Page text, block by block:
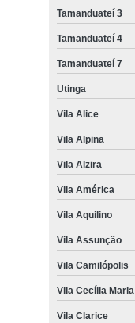
Tamanduateí 3
Tamanduateí 4
Tamanduateí 7
Utinga
Vila Alice
Vila Alpina
Vila Alzira
Vila América
Vila Aquilino
Vila Assunção
Vila Camilópolis
Vila Cecília Maria
Vila Clarice